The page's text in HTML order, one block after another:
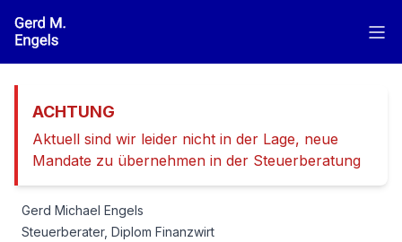
ACHTUNG
Aktuell sind wir leider nicht in der Lage, neue
Mandate zu übernehmen in der Steuerberatung
Gerd Michael Engels
Steuerberater, Diplom Finanzwirt